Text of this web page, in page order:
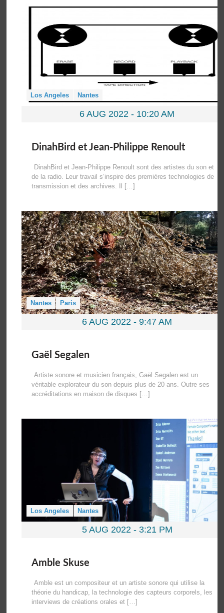
Los Angeles Nantes
6 AUG 2022 - 10:20 AM
DinahBird et Jean-Philippe Renoult
DinahBird et Jean-Philippe Renoult sont des artistes du son et
de la radio. Leur travail s’inspire des premières technologies de
transmission et des archives. Il […]
Nantes Paris
6 AUG 2022 - 9:47 AM
Gaël Segalen
Artiste sonore et musicien français, Gaël Segalen est un
véritable explorateur du son depuis plus de 20 ans. Outre ses
accréditations en maison de disques […]
Los Angeles Nantes
5 AUG 2022 - 3:21 PM
Amble Skuse
Amble est un compositeur et un artiste sonore qui utilise la
théorie du handicap, la technologie des capteurs corporels, les
interviews de créations orales et […]